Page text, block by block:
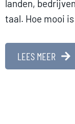
landen,
taal. Hoe mooi
LEES MEER